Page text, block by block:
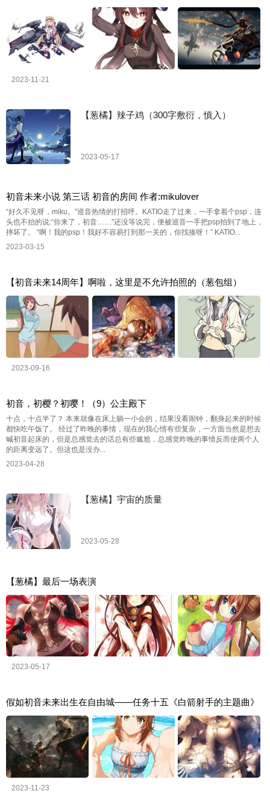
2023-11-21
【葱橘】辣子鸡（300字敷衍，慎入）
2023-05-17
初音未来小说 第三话 初音的房间 作者:mikulover
“好久不见呀，miku。”巡音热情的打招呼。KATIO走了过来，一手拿着个psp，连
头也不抬的说:“你来了，初音……”还没等说完，便被巡音一手把psp拍到了地上，
摔坏了。 “啊！我的psp！我好不容易打到那一关的，你找揍呀！” KATIO...
2023-03-15
【初音未来14周年】啊啦，这里是不允许拍照的（葱包组）
2023-09-16
初音，初樱？初嘤！（9）公主殿下
十点，十点半了？ 本来就像在床上躺一小会的，结果没看闹钟，翻身起来的时候
都快吃午饭了。 经过了昨晚的事情，现在的我心情有些复杂，一方面当然是想去
喊初音起床的，但是总感觉去的话总有些尴尬，总感觉昨晚的事情反而使两个人
的距离变远了。但这也是没办...
2023-04-28
【葱橘】宇宙的质量
2023-05-28
【葱橘】最后一场表演
2023-05-17
假如初音未来出生在自由城——任务十五《白箭射手的主题曲》
2023-11-23